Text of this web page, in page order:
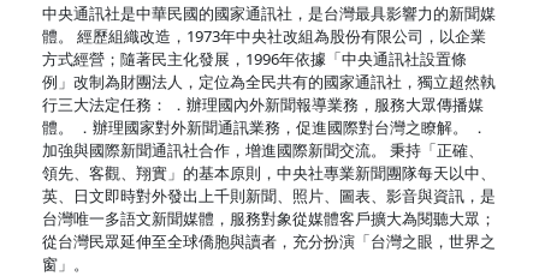
中央通訊社是中華民國的國家通訊社，是台灣最具影響力的新聞媒
體。 經歷組織改造，1973年中央社改組為股份有限公司，以企業
方式經營；隨著民主化發展，1996年依據「中央通訊社設置條
例」改制為財團法人，定位為全民共有的國家通訊社，獨立超然執
行三大法定任務： ．辦理國內外新聞報導業務，服務大眾傳播媒
體。 ．辦理國家對外新聞通訊業務，促進國際對台灣之瞭解。 ．
加強與國際新聞通訊社合作，增進國際新聞交流。 秉持「正確、
領先、客觀、翔實」的基本原則，中央社專業新聞團隊每天以中、
英、日文即時對外發出上千則新聞、照片、圖表、影音與資訊，是
台灣唯一多語文新聞媒體，服務對象從媒體客戶擴大為閱聽大眾；
從台灣民眾延伸至全球僑胞與讀者，充分扮演「台灣之眼，世界之
窗」。